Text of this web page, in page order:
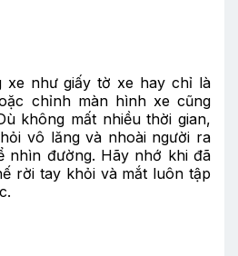
xe như giấy tờ xe hay chỉ là
chỉnh màn hình xe cũng
không mất nhiều thời gian,
vô lăng và nhoài người ra
nhìn đường. Hãy nhớ khi đã
rời tay khỏi và mắt luôn tập